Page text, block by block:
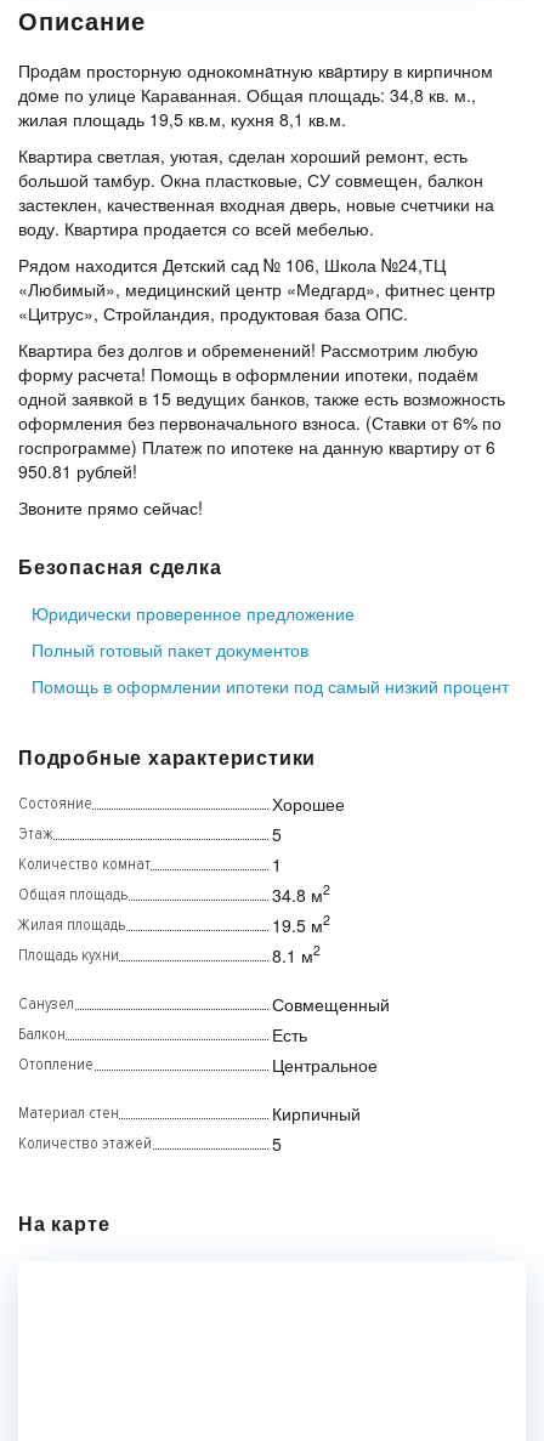
Описание
Пpодaм просторную однокомнaтную квaртиру в кирпичном
дoме по улице Караванная. Общая площадь: 34,8 кв. м.,
жилая площадь 19,5 кв.м, кухня 8,1 кв.м.
Квартира светлая, уютая, сделан хороший ремонт, есть
большой тамбур. Окна пластковые, СУ совмещен, балкон
застеклен, качественная входная дверь, новые счетчики на
воду. Квартира продается со всей мебелью.
Рядом находится Детский сад № 106, Школа №24,ТЦ
«Любимый», медицинский центр «Медгард», фитнес центр
«Цитрус», Стройландия, продуктовая база ОПС.
Квартира без долгов и обременений! Рассмотрим любую
форму расчета! Помощь в оформлении ипотеки, подаём
одной заявкой в 15 ведущих банков, также есть возможность
оформления без первоначального взноса. (Ставки от 6% по
госпрограмме) Платеж по ипотеке на данную квартиру от 6
950.81 рублей!
Звоните прямо сейчас!
Безопасная сделка
Юридически проверенное предложение
Полный готовый пакет документов
Помощь в оформлении ипотеки под самый низкий процент
Подробные характеристики
Состояние Хорошее
Этаж 5
Количество комнат 1
Общая площадь 34.8 м2
Жилая площадь 19.5 м2
Площадь кухни 8.1 м2
Санузел Совмещенный
Балкон Есть
Отопление Центральное
Материал стен Кирпичный
Количество этажей 5
На карте